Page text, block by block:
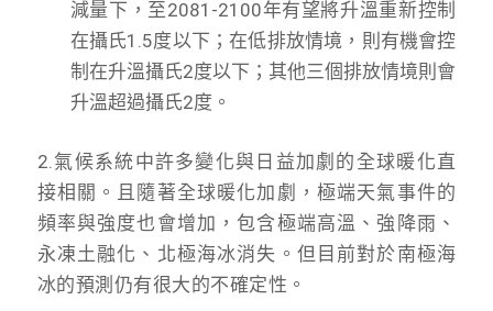
減量下，至2081-2100年有望將升溫重新控制
在攝氏1.5度以下；在低排放情境，則有機會控
制在升溫攝氏2度以下；其他三個排放情境則會
升溫超過攝氏2度。
2.氣候系統中許多變化與日益加劇的全球暖化直
接相關。且隨著全球暖化加劇，極端天氣事件的
頻率與強度也會增加，包含極端高溫、強降雨、
永凍土融化、北極海冰消失。但目前對於南極海
冰的預測仍有很大的不確定性。